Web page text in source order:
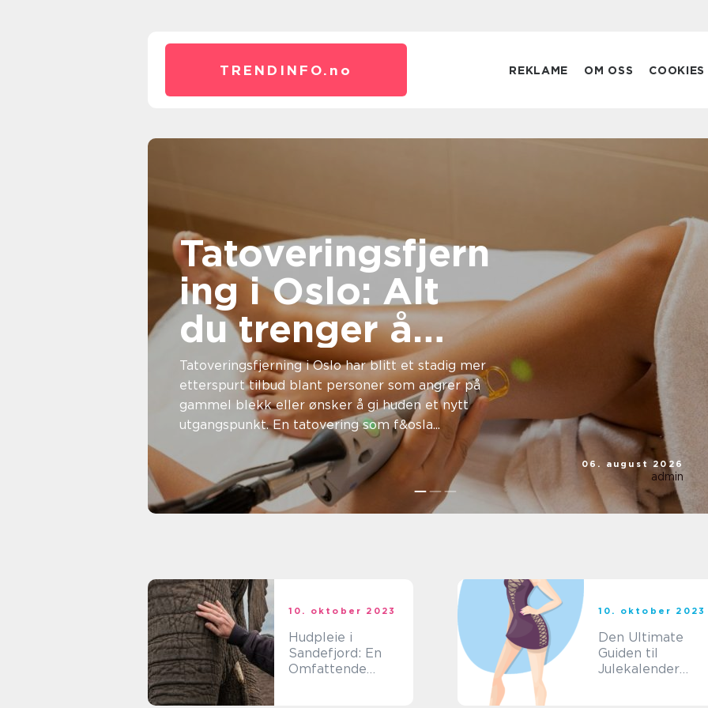
TRENDINFO. no REKLAME OM OSS COOKIES
Tatoveringsfjern
ing i Oslo: Alt
du trenger å
vite om å fjerne
tatoveringer i
Oslo
Tatoveringsfjerning i Oslo har blitt et stadig mer
etterspurt tilbud blant personer som angrer på
gammel blekk eller ønsker å gi huden et nytt
utgangspunkt. En tatovering som f&osla...
06. august 2026
admin
10. oktober 2023
Hudpleie i
Sandefjord: En
Omfattende
10. oktober 2023
Den Ultimate
Guiden til
Julekalender